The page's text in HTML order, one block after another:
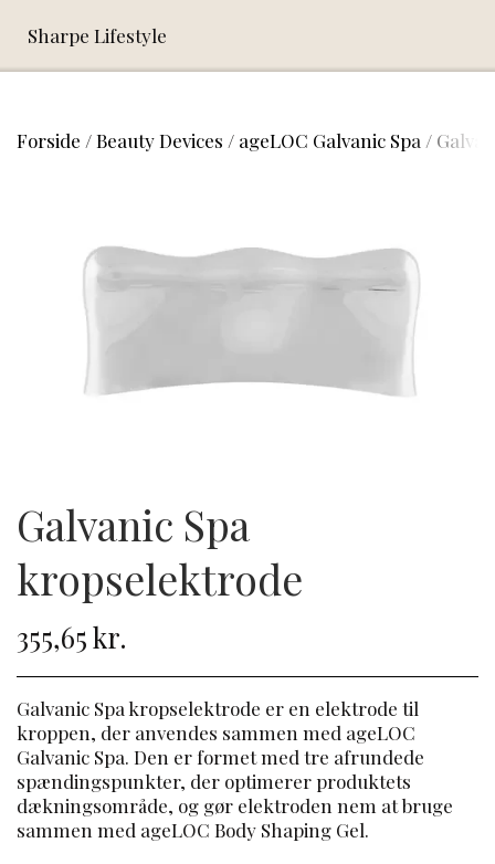
Sharpe Lifestyle
Forside Beauty Devices ageLOC Galvanic Spa
Galvanic Spa
kropselektrode
355,65 kr.
Galvanic Spa kropselektrode er en elektrode til
kroppen, der anvendes sammen med ageLOC
Galvanic Spa. Den er formet med tre afrundede
spændingspunkter, der optimerer produktets
dækningsområde, og gør elektroden nem at bruge
sammen med ageLOC Body Shaping Gel.